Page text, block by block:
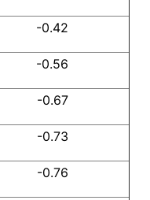
-0.42
-0.56
-0.67
-0.73
-0.76